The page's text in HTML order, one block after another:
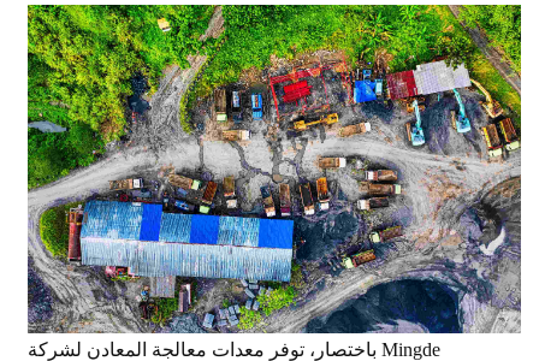
باختصار، توفر معدات معالجة المعادن لشركة Mingde